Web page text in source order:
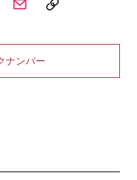
ナンバー